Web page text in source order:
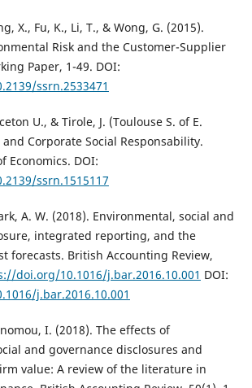
X., Fu, K., Li, T., & Wong, G. (2015).
Risk and the Customer-Supplier
Paper, 1-49. DOI:
ssrn.2533471
U., & Tirole, J. (Toulouse S. of E.
Corporate Social Responsability.
Economics. DOI:
ssrn.1515117
A. W. (2018). Environmental, social and
integrated reporting, and the
forecasts. British Accounting Review,
doi.org/10.1016/j.bar.2016.10.001 DOI:
j.bar.2016.10.001
I. (2018). The effects of
and governance disclosures and
value: A review of the literature in